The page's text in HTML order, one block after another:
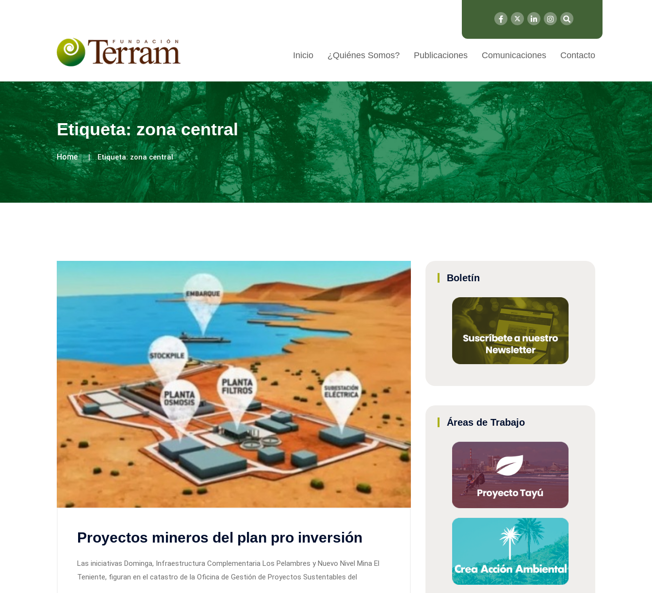
Inicio ¿Quiénes Somos? Publicaciones Comunicaciones Contacto
Etiqueta:zona central
Home Etiqueta:zona central
Proyectos mineros del plan pro inversión
Las iniciativas Dominga, Infraestructura Complementaria Los Pelambres y Nuevo Nivel Mina El
Teniente, figuran en el catastro de la Oficina de Gestión de Proyectos Sustentables del
Boletín
Áreas de Trabajo